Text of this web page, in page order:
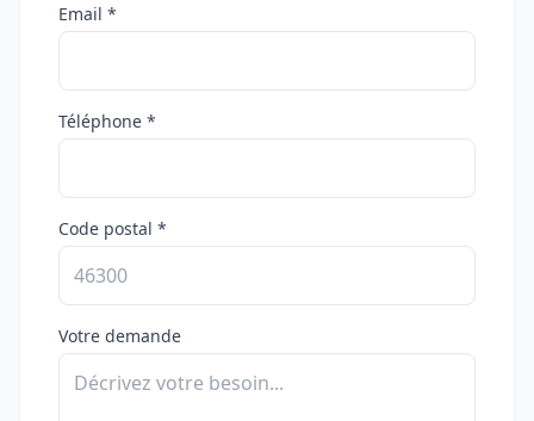
Email *
Téléphone *
Code postal *
Votre demande